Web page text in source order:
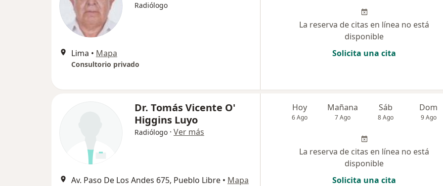
Radiólogo
Lima • Mapa
Consultorio privado
La reserva de citas en línea no está
disponible
Solicita una cita
Dr. Tomás Vicente O'
Higgins Luyo
Radiólogo · Ver más
Av. Paso De Los Andes 675, Pueblo Libre • Mapa
Hoy
6 Ago
Mañana
7 Ago
Sáb
8 Ago
Dom
9 Ago
La reserva de citas en línea no está
disponible
Solicita una cita